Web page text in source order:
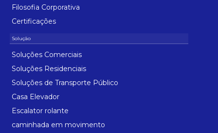
Filosofia Corporativa
Certificações
Soluções Comerciais
Soluções Residenciais
Soluções de Transporte Público
Casa Elevador
Escalator rolante
caminhada em movimento